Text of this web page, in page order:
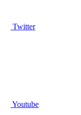
Twitter
Youtube